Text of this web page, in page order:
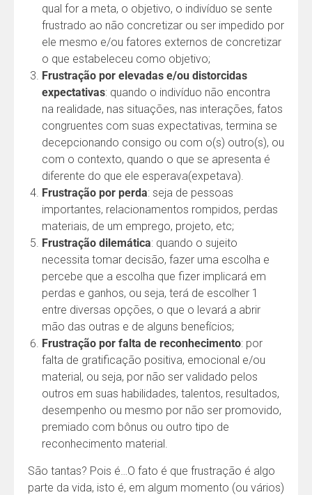
qual for a meta, o objetivo, o indivíduo se sente
frustrado ao não concretizar ou ser impedido por
ele mesmo e/ou fatores externos de concretizar
o que estabeleceu como objetivo;
Frustração por elevadas e/ou distorcidas
expectativas: quando o indivíduo não encontra
na realidade, nas situações, nas interações, fatos
congruentes com suas expectativas, termina se
decepcionando consigo ou com o(s) outro(s), ou
com o contexto, quando o que se apresenta é
diferente do que ele esperava(expetava).
Frustração por perda: seja de pessoas
importantes, relacionamentos rompidos, perdas
materiais, de um emprego, projeto, etc;
Frustração dilemática: quando o sujeito
necessita tomar decisão, fazer uma escolha e
percebe que a escolha que fizer implicará em
perdas e ganhos, ou seja, terá de escolher 1
entre diversas opções, o que o levará a abrir
mão das outras e de alguns benefícios;
Frustração por falta de reconhecimento: por
falta de gratificação positiva, emocional e/ou
material, ou seja, por não ser validado pelos
outros em suas habilidades, talentos, resultados,
desempenho ou mesmo por não ser promovido,
premiado com bônus ou outro tipo de
reconhecimento material.
São tantas? Pois é…O fato é que frustração é algo
parte da vida, isto é, em algum momento (ou vários)